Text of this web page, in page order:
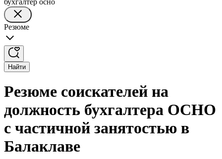
бухгалтер осно
Резюме
Найти
Резюме соискателей на
должность бухгалтера ОСНО
с частичной занятостью в
Балаклаве